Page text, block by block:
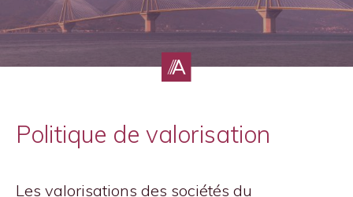
Politique de valorisation
Les valorisations des sociétés du